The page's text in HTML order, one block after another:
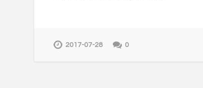
2017-07-28 0